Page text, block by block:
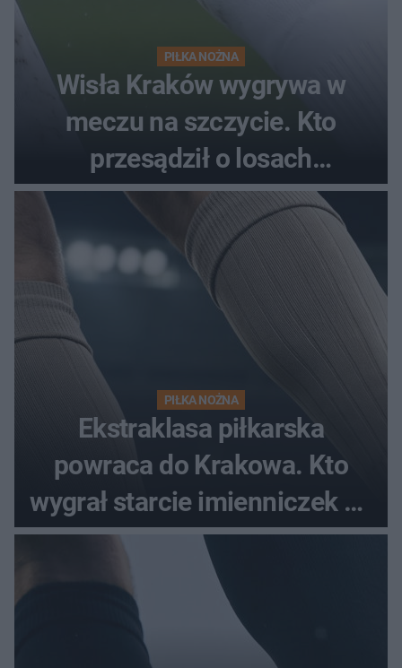
PIŁKA NOŻNA
Wisła Kraków wygrywa w
meczu na szczycie. Kto
przesądził o losach
spotkania?
PIŁKA NOŻNA
Ekstraklasa piłkarska
powraca do Krakowa. Kto
wygrał starcie imienniczek na
pełnym stadionie